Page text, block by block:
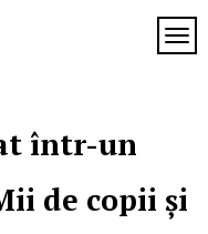
într-un
de copii și